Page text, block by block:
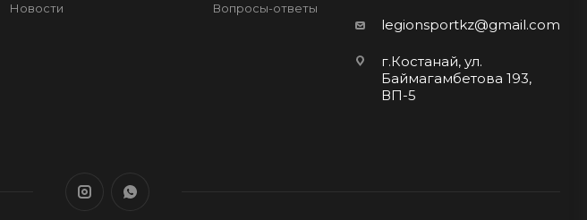
Новости
Вопросы-ответы
legionsportkz@gmail.com
г.Костанай, ул.
Баймагамбетова 193,
ВП-5